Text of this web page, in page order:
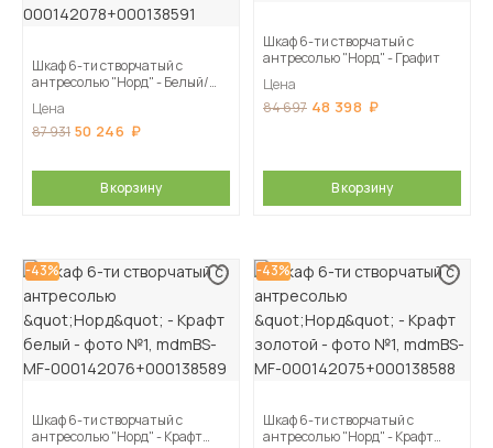
Шкаф 6-ти створчатый с
антресолью "Норд" - Белый/
Цена
87 931 50 246
В корзину
Шкаф 6-ти створчатый с
антресолью "Норд" - Графит
Цена
84 697 48 398
В корзину
-43%
Шкаф 6-ти створчатый с
антресолью "Норд" - Крафт
-43%
Шкаф 6-ти створчатый с
антресолью "Норд" - Крафт